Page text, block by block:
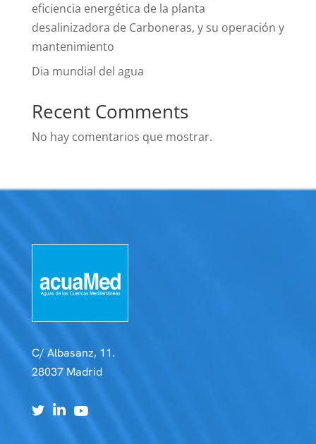
eficiencia energética de la planta
desalinizadora de Carboneras, y su operación y
mantenimiento
Dia mundial del agua
Recent Comments
No hay comentarios que mostrar.
C/ Albasanz, 11.
28037 Madrid